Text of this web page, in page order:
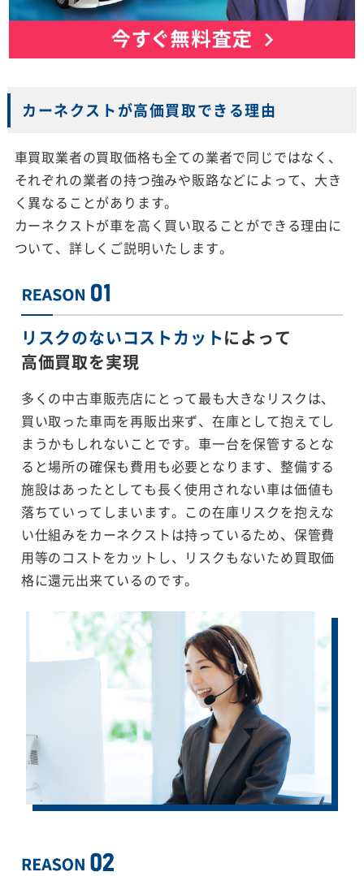
カーネクストが高価買取できる理由
車買取業者の買取価格も全ての業者で同じではなく、
それぞれの業者の持つ強みや販路などによって、大き
く異なることがあります。
カーネクストが車を高く買い取ることができる理由に
ついて、詳しくご説明いたします。
リスクのないコストカットによって
高価買取を実現
多くの中古車販売店にとって最も大きなリスクは、
買い取った車両を再販出来ず、在庫として抱えてし
まうかもしれないことです。車一台を保管するとな
ると場所の確保も費用も必要となります、整備する
施設はあったとしても長く使用されない車は価値も
落ちていってしまいます。この在庫リスクを抱えな
い仕組みをカーネクストは持っているため、保管費
用等のコストをカットし、リスクもないため買取価
格に還元出来ているのです。